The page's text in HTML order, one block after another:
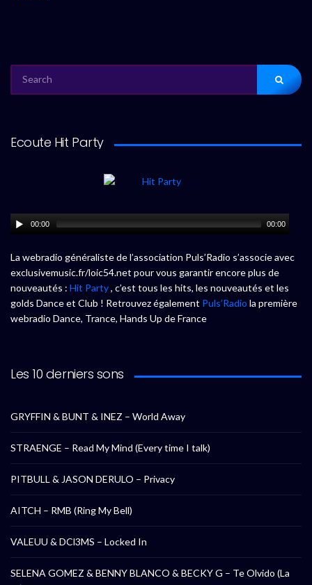
FOR:
Ecoute Hit Party
00:00 00:00
La webradio généraliste de l’association Puls’Radio s’associe avec
exclusivemusic.fr/loic54.net pour vous garantir encore plus de
nouveautés : Hit Party, c’est tous les hits, les nouveautés et les
golds Dance et Club ! Retrouvez également Puls’Radio la première
webradio Dance, Trance, Hands Up de France
Les 10 derniers sons
GRYFFIN & BUNT & INEZ – World Away
STRAENGE – Read My Mind (Every time I talk)
PITBULL & JASON DERULO – Privacy
AITCH – RMB (Ring My Bell)
VALEUU & DCl3MS – Locked In
SELENA GOMEZ & BENNY BLANCO & BECKY G – Te Olvido (La